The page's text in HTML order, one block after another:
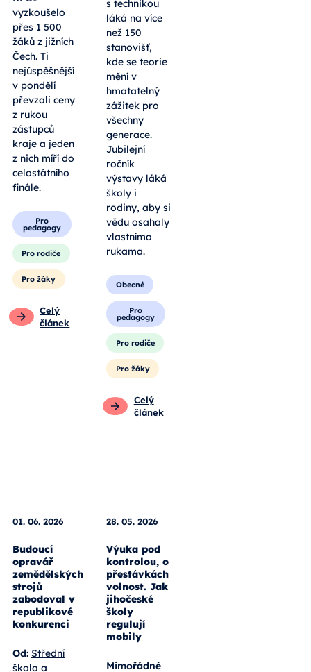
vyzkoušelo
přes 1 500
žáků z jižních
Čech. Ti
nejúspěšnější
v pondělí
převzali ceny
z rukou
zástupců
kraje a jeden
z nich míří do
celostátního
finále.
Pro
pedagogy
Pro rodiče
Pro žáky
Celý
článek
roboti i
tradiční
výheň.
Letošní
Dobrodružství
s technikou
láká na více
než 150
stanovišť,
kde se teorie
mění v
hmatatelný
zážitek pro
všechny
generace.
Jubilejní
ročník
výstavy láká
rodiny, aby si
vědu osahaly
vlastníma
rukama.
Obecné
pedagogy
Pro rodiče
01. 06. 2026
Budoucí
zemědělských
strojů
28. 05. 2026
Výuka pod
kontrolou, o
volnost. Jak